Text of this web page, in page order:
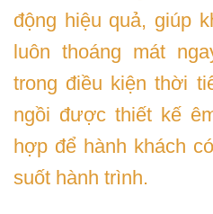
động hiệu quả, giúp
luôn thoáng mát
trong điều kiện thời
ngồi được thiết kế
hợp để hành khách
suốt hành trình.